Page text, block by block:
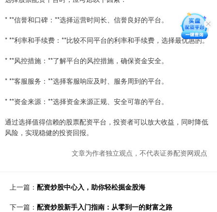
* **信誉和口碑：**选择运营时间长、信誉良好的平台。
* **利率和手续费：**比较不同平台的利率和手续费，选择最优惠的。
* **风控措施：**了解平台的风控措施，确保资金安全。
* **客服服务：**选择客服响应及时、服务周到的平台。
* **资金来源：**选择资金来源正规、安全可靠的平台。
通过选择值得信赖的股票配资平台，投资者可以放大收益，同时降低
风险，实现稳健的投资回报。
文章为作者独立观点，不代表证券配资网观点
上一篇： 配资炒股中心入，助你轻松掘金股海
下一篇： 配资炒股新手入门指南：从零到一的财富之路